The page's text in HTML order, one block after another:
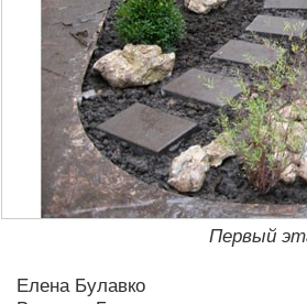
Первый
Елена Булавко